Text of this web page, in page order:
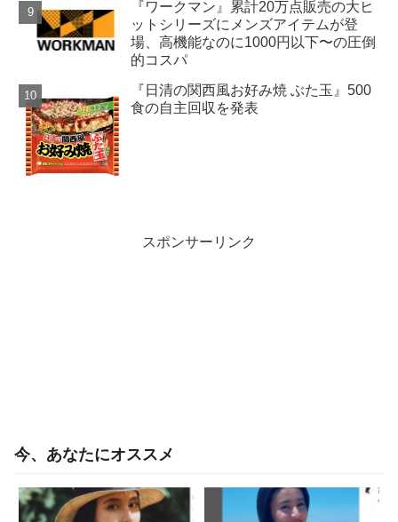
『ワークマン』累計20万点販売の大ヒ
ットシリーズにメンズアイテムが登
場、高機能なのに1000円以下〜の圧倒
的コスパ
『日清の関西風お好み焼 ぶた玉』500
食の自主回収を発表
スポンサーリンク
今、あなたにオススメ